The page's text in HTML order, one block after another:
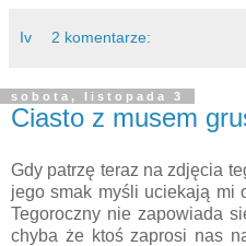
Iv 2 komentarze:
sobota, listopada 3
Ciasto z musem
Gdy patrzę teraz na zdjęcia
jego smak myśli uciekają mi
Tegoroczny nie zapowiada
chyba że ktoś zaprosi nas